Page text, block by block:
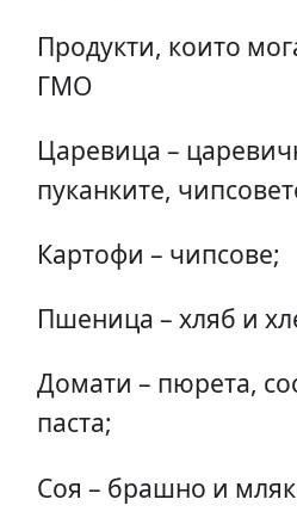
Продукти, които
ГМО
Царевица –
пуканките,
Картофи – чипсове;
Пшеница – хляб и
Домати – пюрета,
паста;
Соя – брашно и